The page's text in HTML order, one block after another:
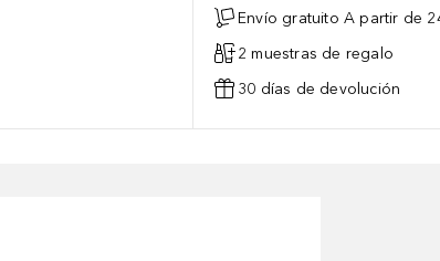
Envío gratuito A partir de
2 muestras de regalo
30 días de devolución